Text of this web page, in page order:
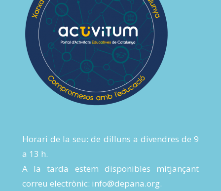
Horari de la seu: de dilluns a divendres de 9
a 13 h.
A la tarda estem disponibles mitjançant
correu electrònic: info@depana.org.